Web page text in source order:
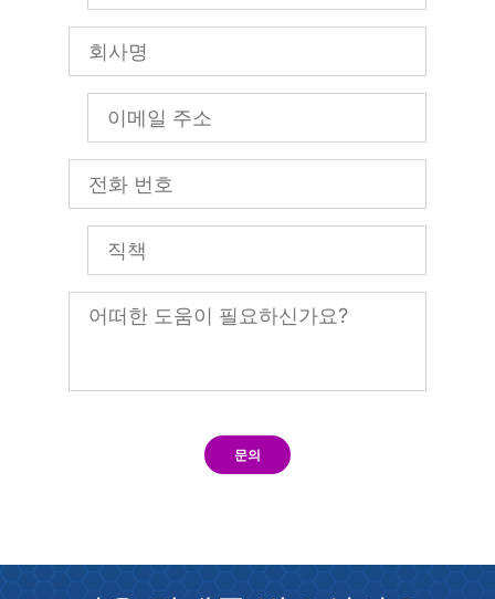
문의